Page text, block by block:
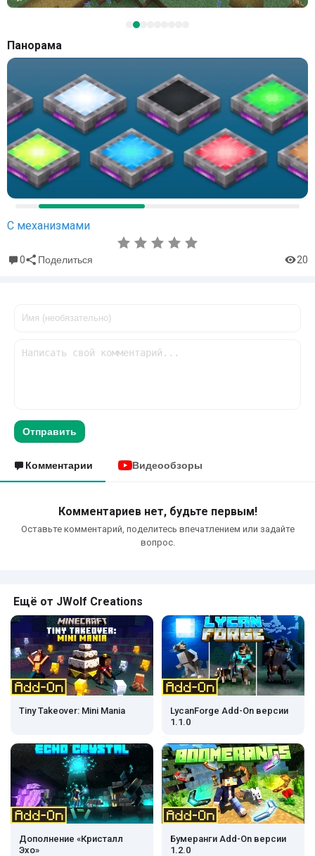
Панорама
С механизмами
0 Поделиться 20
Отправить
Комментарии Видеообзоры
Комментариев нет, будьте первым!
Оставьте комментарий, поделитесь впечатлением или задайте
вопрос.
Ещё от JWolf Creations
Tiny Takeover: Mini Mania
LycanForge Add-On версии
1.1.0
Дополнение «Кристалл
Эхо»
Бумеранги Add-On версии
1.2.0